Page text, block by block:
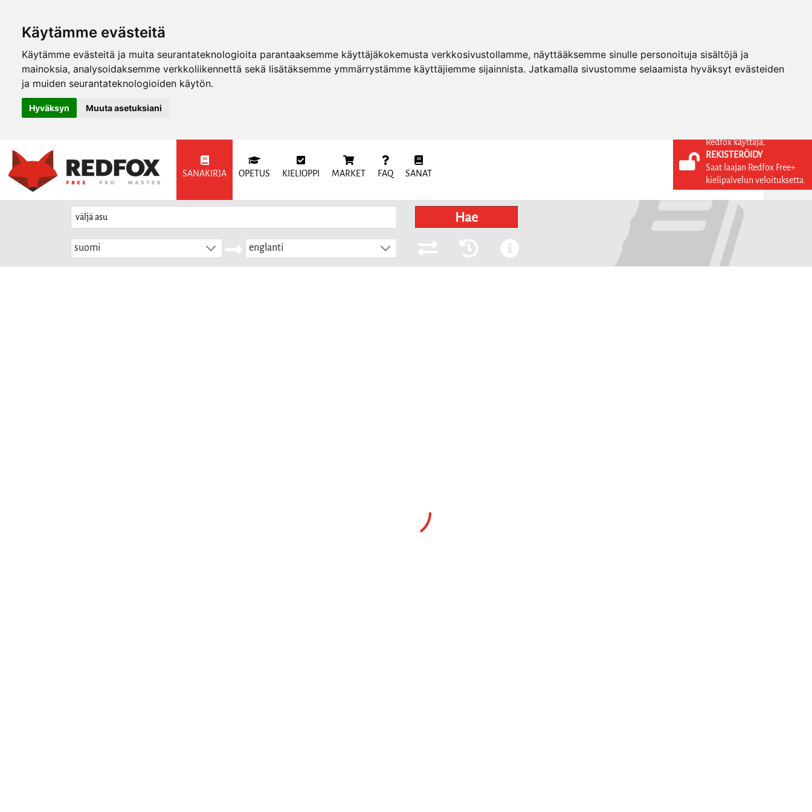
Käytämme evästeitä
Käytämme evästeitä ja muita seurantateknologioita parantaaksemme käyttäjäkokemusta verkkosivustollamme, näyttääksemme sinulle personoituja sisältöjä ja
mainoksia, analysoidaksemme verkkoliikennettä sekä lisätäksemme ymmärrystämme käyttäjiemme sijainnista. Jatkamalla sivustomme selaamista hyväksyt evästeiden
ja muiden seurantateknologioiden käytön.
Hyväksyn Muuta asetuksiani
SANAKIRJA OPETUS KIELIOPPI MARKET FAQ SANAT
KIRJAUDU SISÄÄN
REKISTERÖIDY
FI
Hae
suomi englanti
Redfox käyttäjä,
REKISTERÖIDY
Saat laajan Redfox Free+
kielipalvelun veloituksetta.